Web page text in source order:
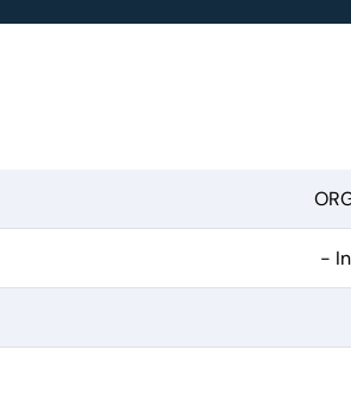
-